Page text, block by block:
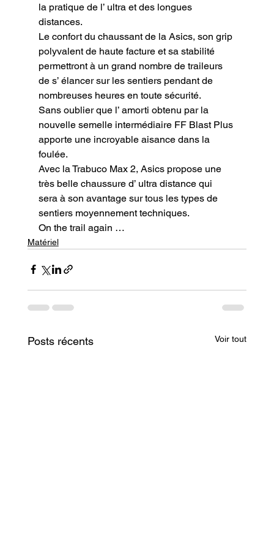
la pratique de l’ ultra et des longues
distances.
Le confort du chaussant de la Asics, son grip
polyvalent de haute facture et sa stabilité
permettront à un grand nombre de traileurs
de s’ élancer sur les sentiers pendant de
nombreuses heures en toute sécurité.
Sans oublier que l’ amorti obtenu par la
nouvelle semelle intermédiaire FF Blast Plus
apporte une incroyable aisance dans la
foulée.
Avec la Trabuco Max 2, Asics propose une
très belle chaussure d’ ultra distance qui
sera à son avantage sur tous les types de
sentiers moyennement techniques.
On the trail again …
Matériel
Posts récents Voir tout